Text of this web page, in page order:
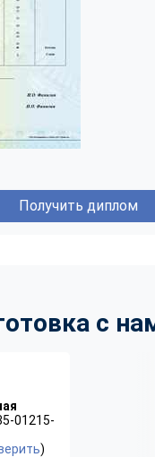
Получить диплом
с
01215-
)